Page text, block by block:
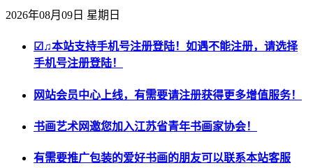
2026年08月09日 星期日
☑♫本站支持手机号注册登陆！如遇不能注册，请选择
手机号注册登陆！
网站会员中心上线，有需要请注册获得更多增值服务！
书画艺术网邀您加入江苏省青年书画家协会！
有需要推广包装的爱好书画的朋友可以联系本站客服